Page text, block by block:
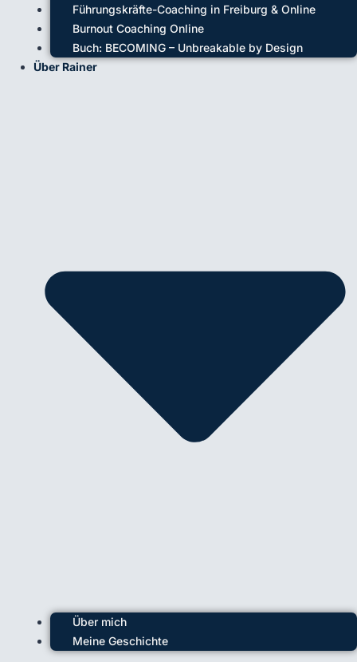
Führungskräfte-Coaching in Freiburg & Online
Burnout Coaching Online
Buch: BECOMING – Unbreakable by Design
Über Rainer
Über mich
Meine Geschichte